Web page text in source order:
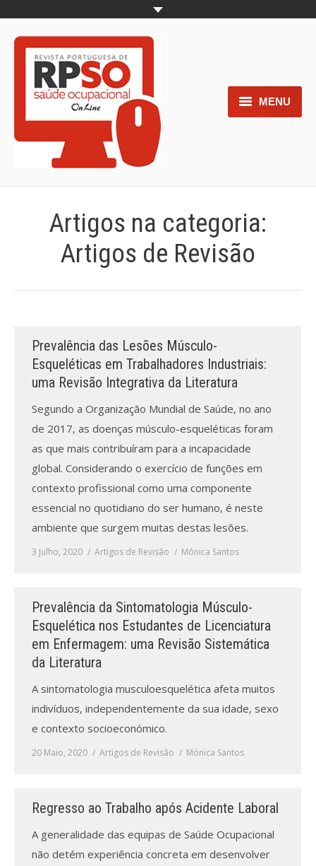
MENU
Home
Trabalhos aceites para submissão
Processo de submissão
Submeta aqui
Formação Profissional
Bolsa de emprego (oferta/
procura)
Sugestões para os Leitores
Investigarem
Congressos
Artigos recentes
Revistas previamente publicadas
Informações adicionais
Artigos na categoria:
Artigos de Revisão
Prevalência das Lesões Músculo-
Esqueléticas em Trabalhadores Industriais:
uma Revisão Integrativa da Literatura
Segundo a Organização Mundial de Saúde, no ano
de 2017, as doenças músculo-esqueléticas foram
as que mais contribuíram para a incapacidade
global. Considerando o exercício de funções em
contexto profissional como uma componente
essencial no quotidiano do ser humano, é neste
ambiente que surgem muitas destas lesões.
3 Julho, 2020 Artigos de Revisão Mónica Santos
Prevalência da Sintomatologia Músculo-
Esquelética nos Estudantes de Licenciatura
em Enfermagem: uma Revisão Sistemática
da Literatura
A sintomatologia musculoesquelética afeta muitos
indivíduos, independentemente da sua idade, sexo
e contexto socioeconómico.
20 Maio, 2020 Artigos de Revisão Mónica Santos
Regresso ao Trabalho após Acidente Laboral
A generalidade das equipas de Saúde Ocupacional
não detém experiência concreta em desenvolver